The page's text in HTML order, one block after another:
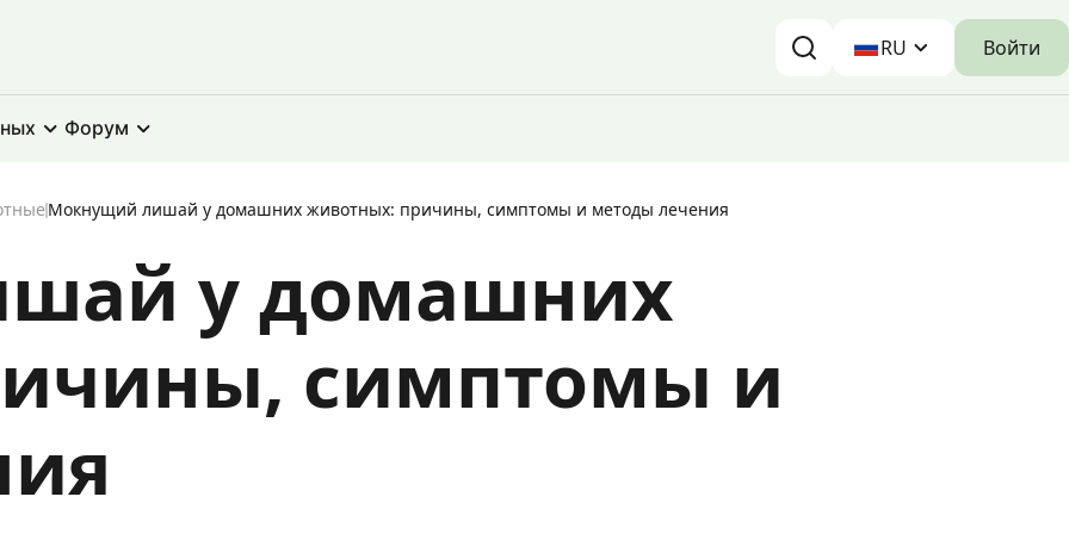
RU Войти
Форум
Мокнущий лишай у домашних животных: причины, симптомы и методы лечения
у домашних
симптомы и